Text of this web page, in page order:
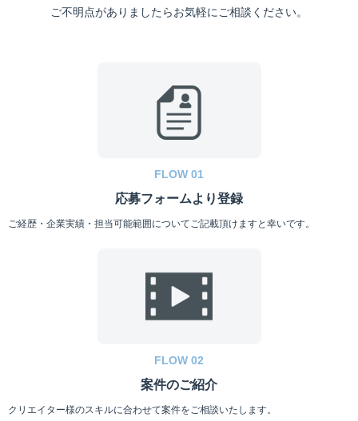
ご不明点がありましたらお気軽にご相談ください。
FLOW 01
応募フォームより登録
ご経歴・企業実績・担当可能範囲についてご記載頂けますと幸いです。
FLOW 02
案件のご紹介
クリエイター様のスキルに合わせて案件をご相談いたします。